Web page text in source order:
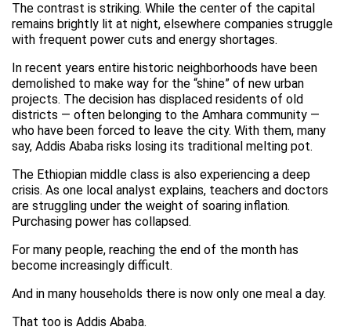
The contrast is striking. While the center of the capital
remains brightly lit at night, elsewhere companies struggle
with frequent power cuts and energy shortages.
In recent years entire historic neighborhoods have been
demolished to make way for the “shine” of new urban
projects. The decision has displaced residents of old
districts — often belonging to the Amhara community —
who have been forced to leave the city. With them, many
say, Addis Ababa risks losing its traditional melting pot.
The Ethiopian middle class is also experiencing a deep
crisis. As one local analyst explains, teachers and doctors
are struggling under the weight of soaring inflation.
Purchasing power has collapsed.
For many people, reaching the end of the month has
become increasingly difficult.
And in many households there is now only one meal a day.
That too is Addis Ababa.